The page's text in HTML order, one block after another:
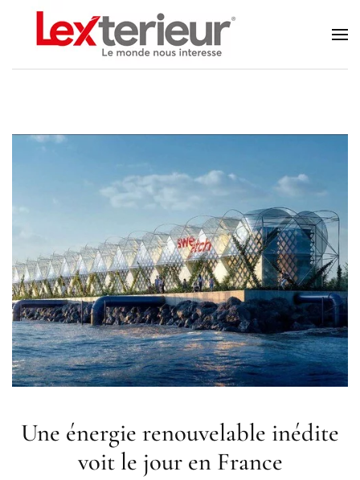
Accéder au contenu principal
Une énergie renouvelable inédite
voit le jour en France